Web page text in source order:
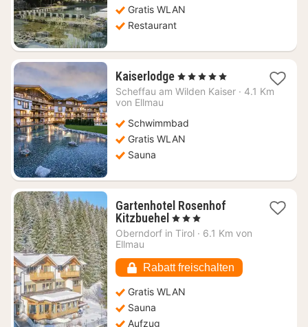
Gratis WLAN
Restaurant
Kaiserlodge1
Nacht
€
, 5 Sterne
Scheffau am Wilden Kaiser · 4.1 Km
von Ellmau
Schwimmbad
Gratis WLAN
Sauna
Gartenhotel Rosenhof
Kitzbuehel 1
Nacht
€
, 3 Sterne
Oberndorf in Tirol · 6.1 Km von
Ellmau
Rabatt freischalten
Gratis WLAN
Sauna
Aufzug